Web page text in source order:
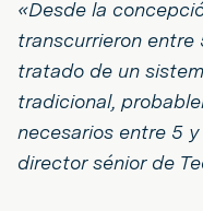
«Desde la
transcurrieron entre
tratado de un
tradicional,
necesarios entre 5 y
director sénior de